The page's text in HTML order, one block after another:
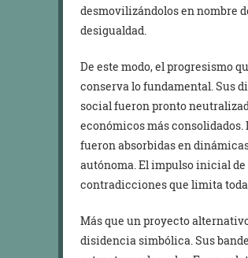
desmovilizándolos en nombre
desigualdad.
De este modo, el progresismo
conserva lo fundamental. Sus
social fueron pronto
económicos más
fueron absorbidas en
autónoma. El impulso inicial
contradicciones que limita
Más que un proyecto
disidencia simbólica. Sus